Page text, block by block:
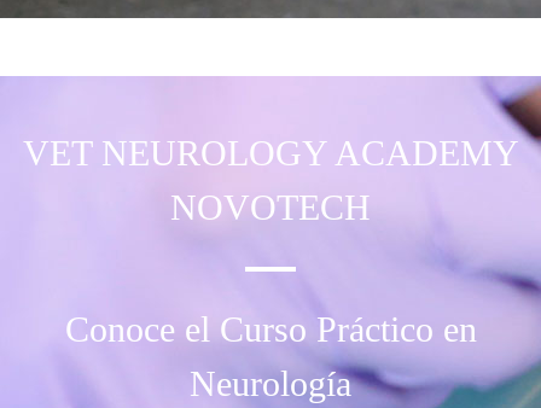
VET NEUROLOGY ACADEMY
NOVOTECH
Conoce el Curso Práctico en
Neurología